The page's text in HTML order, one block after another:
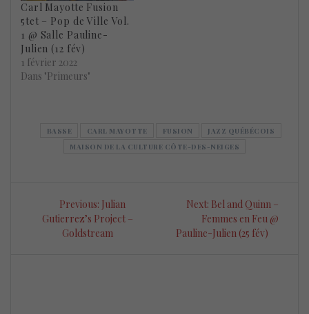
Carl Mayotte Fusion
5tet – Pop de Ville Vol.
1 @ Salle Pauline-
Julien (12 fév)
1 février 2022
Dans "Primeurs"
BASSE CARL MAYOTTE FUSION
JAZZ QUÉBÉCOIS
MAISON DE LA CULTURE CÔTE-DES-NEIGES
Navigation
Previous: Previous
post:
Julian
Gutierrez’s Project –
Goldstream
Next: Next
post:
Bel and Quinn –
Femmes en Feu @
Pauline-Julien (25 fév)